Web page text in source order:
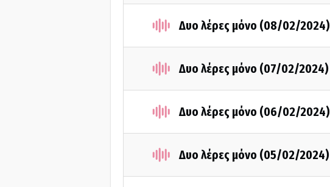
Δυο λέρες μόνο (08/02/2024)
Δυο λέρες μόνο (07/02/2024)
Δυο λέρες μόνο (06/02/2024)
Δυο λέρες μόνο (05/02/2024)